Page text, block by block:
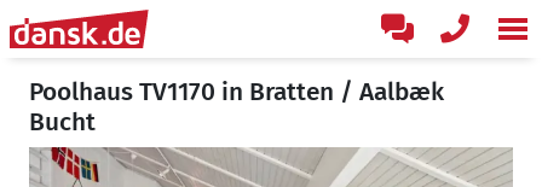
Poolhaus TV1170 in Bratten / Aalbæk
Bucht